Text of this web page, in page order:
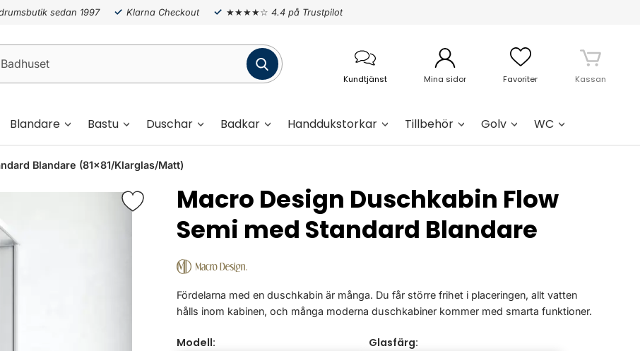
sedan 1997 Klarna Checkout ★★★★☆ 4.4 på Trustpilot
Kundtjänst Mina sidor Favoriter Kassan
Blandare Bastu Duschar Badkar Handdukstorkar Tillbehör Golv WC
Blandare (81x81/Klarglas/Matt)
Macro Design Duschkabin Flow
Semi med Standard Blandare
Fördelarna med en duschkabin är många. Du får större frihet i placeringen, allt vatten
hålls inom kabinen, och många moderna duschkabiner kommer med smarta funktioner.
Modell: Glasfärg: